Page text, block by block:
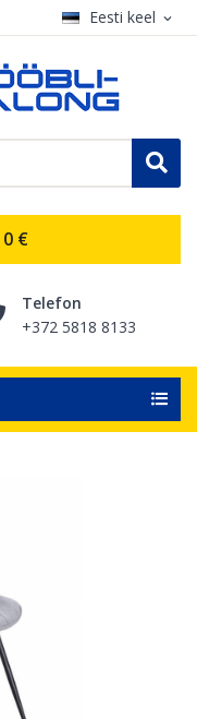
Eesti keel expand_more
0 €
Telefon
+372 5818 8133